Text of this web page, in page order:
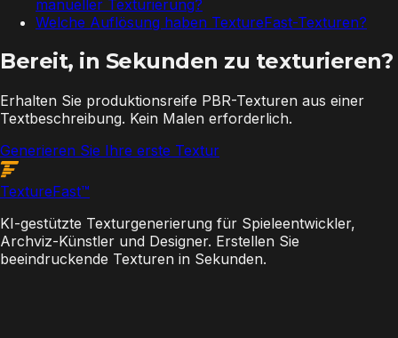
manueller Texturierung?
Welche Auflösung haben TextureFast-Texturen?
Bereit, in Sekunden zu texturieren?
Erhalten Sie produktionsreife PBR-Texturen aus einer
Textbeschreibung. Kein Malen erforderlich.
Generieren Sie Ihre erste Textur
TextureFast™
KI-gestützte Texturgenerierung für Spieleentwickler,
Archviz-Künstler und Designer. Erstellen Sie
beeindruckende Texturen in Sekunden.